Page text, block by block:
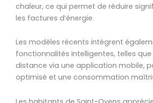
chaleur, ce qui permet de réduire
les factures d’énergie.
Les modèles récents intègrent
fonctionnalités intelligentes, telles
distance via une application mobile,
optimisé et une consommation